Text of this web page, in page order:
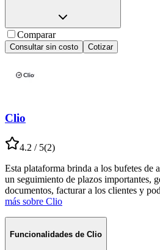
Comparar
Consultar sin costo Cotizar
Clio
4.2 / 5(2)
Esta plataforma brinda a los bufetes de
un seguimiento de plazos importantes,
documentos, facturar a los clientes y
más sobre Clio
Funcionalidades de Clio